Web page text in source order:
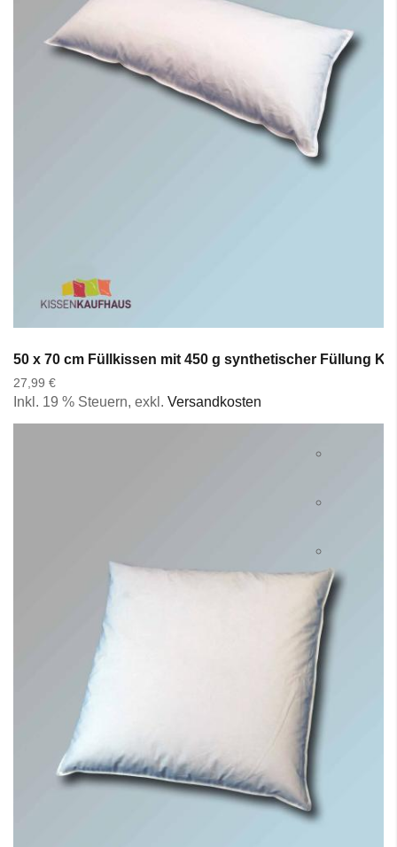
50 x 70 cm Füllkissen mit 450 g synthetischer Füllung
27,99 €
Inkl. 19 % Steuern, exkl. Versandkosten